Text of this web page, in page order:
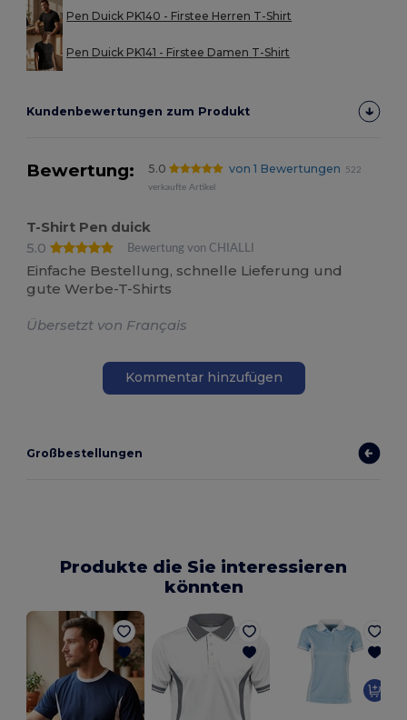
Pen Duick PK140 - Firstee Herren T-Shirt
Pen Duick PK141 - Firstee Damen T-Shirt
Kundenbewertungen zum Produkt
Bewertung: 5.0 von 1 Bewertungen
522
verkaufte Artikel
T-Shirt Pen duick
5.0
Bewertung von CHIALLI
Einfache Bestellung, schnelle Lieferung und
gute Werbe-T-Shirts
Übersetzt von Français
Kommentar hinzufügen
Großbestellungen
Produkte die Sie interessieren
könnten